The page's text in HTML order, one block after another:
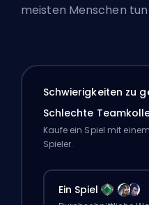
meisten Menschen
Schwierigkeiten zu
Schlechte
Kaufe ein Spiel mit
Spieler.
Ein Spiel